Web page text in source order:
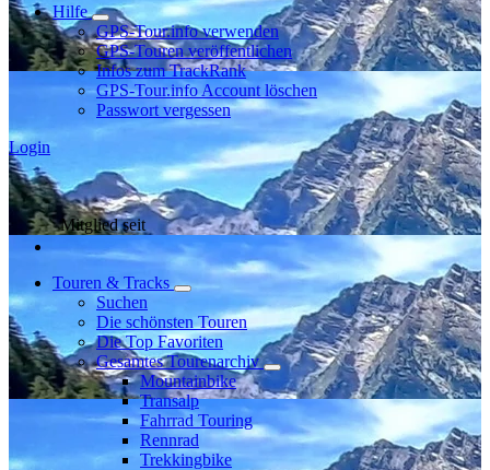
Hilfe
GPS-Tour.info verwenden
GPS-Touren veröffentlichen
Infos zum TrackRank
GPS-Tour.info Account löschen
Passwort vergessen
Login
Mitglied seit
Touren & Tracks
Suchen
Die schönsten Touren
Die Top Favoriten
Gesamtes Tourenarchiv
Mountainbike
Transalp
Fahrrad Touring
Rennrad
Trekkingbike